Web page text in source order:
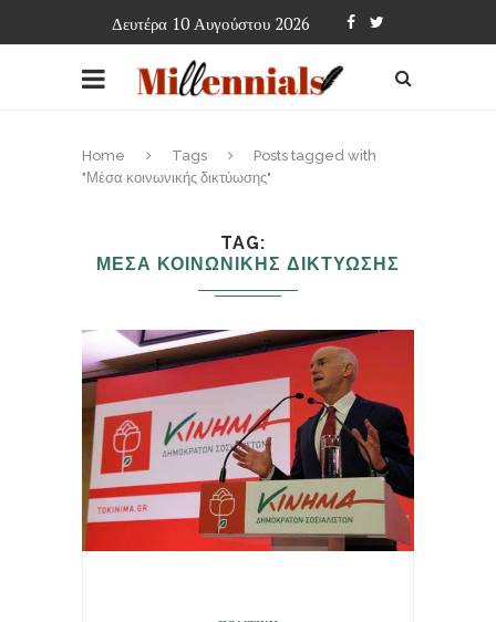
Δευτέρα 10 Αυγούστου 2026
Home Tags
Posts tagged with
"Μέσα κοινωνικής δικτύωσης"
TAG
ΜΕΣΑ ΚΟΙΝΩΝΙΚΗΣ ΔΙΚΤΥΩΣΗΣ